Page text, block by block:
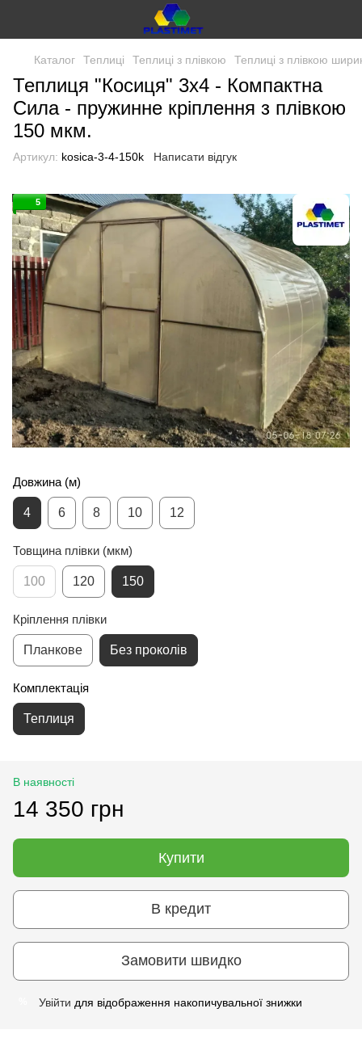
Каталог Теплиці Теплиці з плівкою Теплиці з плівкою
Теплиця "Косиця" 3х4 - Компактна
Сила - пружинне кріплення з плівкою
150 мкм.
Артикул: kosica-3-4-150k Написати відгук
5
Довжина (м)
4 6 8 10 12
Товщина плівки (мкм)
100 120 150
Кріплення плівки
Планкове Без проколів
Комплектація
Теплиця
В наявності
14 350 грн
Купити
В кредит
Замовити швидко
Увійти для відображення накопичувальної знижки